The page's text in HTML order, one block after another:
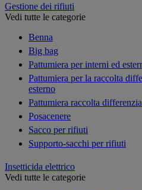
Gestione dei rifiuti
Vedi tutte le categorie
Benna
Big bag
Pattumiera per interni ed
Pattumiera per la raccolta
esterno
Pattumiera raccolta
Posacenere
Sacco per rifiuti
Supporto-sacchi per rifiuti
Insetticida elettrico
Vedi tutte le categorie